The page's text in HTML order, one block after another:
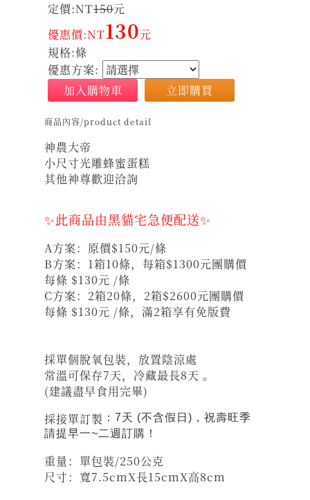
定價:NT150元
優惠價:NT130元
規格:條
優惠方案:
加入購物車
立即購買
商品內容/product detail
神農大帝
小尺寸光雕蜂蜜蛋糕
其他神尊歡迎洽詢
✨此商品由黑貓宅急便配送✨
A方案：原價$150元/條
B方案：1箱10條，每箱$1300元團購價
每條 $130元 /條
C方案：2箱20條，2箱$2600元團購價
每條 $130元 /條，滿2箱享有免版費
採單個脫氧包裝，放置陰涼處
常溫可保存7天，冷藏最長8天 。
(建議盡早食用完畢)
採接單訂製 ：7天 (不含假日)，祝壽旺季
請提早一~二週訂購！
重量：單包裝/250公克
尺寸：寬7.5cmX長15cmX高8cm